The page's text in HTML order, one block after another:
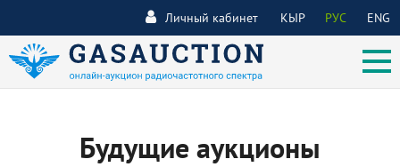
КЫР РУС ENG
Личный кабинет
Будущие аукционы